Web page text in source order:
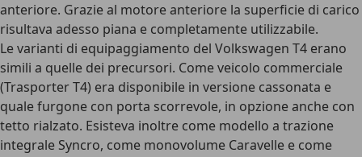
anteriore. Grazie al motore anteriore la superficie di carico
risultava adesso piana e completamente utilizzabile.
Le varianti di equipaggiamento del Volkswagen T4 erano
simili a quelle dei precursori. Come veicolo commerciale
(Trasporter T4) era disponibile in versione cassonata e
quale furgone con porta scorrevole, in opzione anche con
tetto rialzato. Esisteva inoltre come modello a trazione
integrale Syncro, come monovolume Caravelle e come